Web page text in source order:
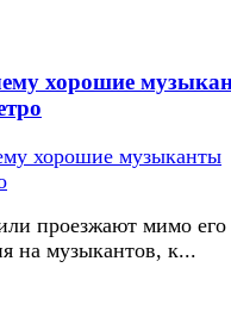
хорошие
проезжают мимо его
на музыкантов, к...